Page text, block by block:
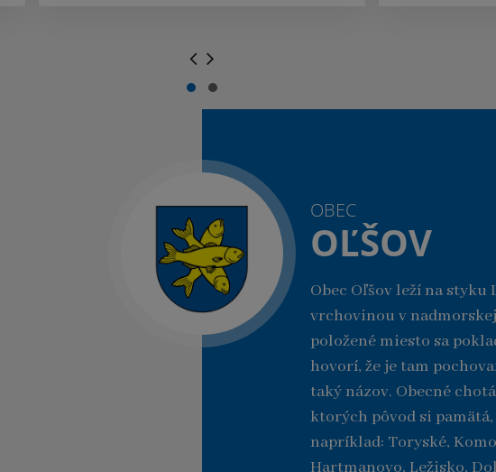
OBEC
OĽŠOV
Obec Oľšov leží na styku
vrchovinou v
položené miesto sa
hovorí, že je tam
taký názov. Obecné
ktorých pôvod si
napríklad: Toryské,